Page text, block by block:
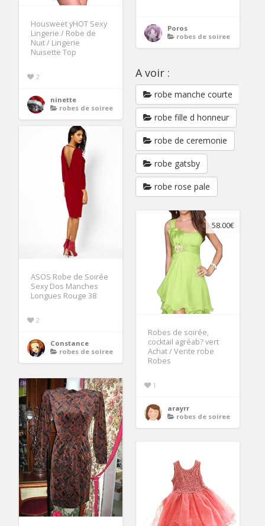
Poros
robes de soiree
Housweet yHOT Sexy
Lingerie / Robe de
Nuit / Lingerie
Nuisette Top
2
ninette
robes de soiree
A voir :
robe manche courte
robe fille d honneur
robe de ceremonie
robe gatsby
robe rose pale
ASOS Robe de Soirée
Sexy Dos Manches
Longues Rouge 38
2
Constance
robes de soiree
58.00€
Robes de soirée,
cocktail agréab? vert
Achat / Vente robe
Robes
1
arayrr
robes de soiree